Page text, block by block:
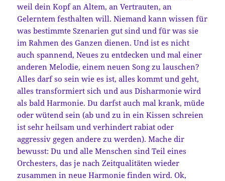
weil dein Kopf an Altem, an Vertrauten, an
Gelerntem festhalten will. Niemand kann wissen für
was bestimmte Szenarien gut sind und für was sie
im Rahmen des Ganzen dienen. Und ist es nicht
auch spannend, Neues zu entdecken und mal einer
anderen Melodie, einem neuen Song zu lauschen?
Alles darf so sein wie es ist, alles kommt und geht,
alles transformiert sich und aus Disharmonie wird
als bald Harmonie. Du darfst auch mal krank, müde
oder wütend sein (ab und zu in ein Kissen schreien
ist sehr heilsam und verhindert rabiat oder
aggressiv gegen andere zu werden). Mache dir
bewusst: Du und alle Menschen sind Teil eines
Orchesters, das je nach Zeitqualitäten wieder
zusammen in neue Harmonie finden wird. Ok,